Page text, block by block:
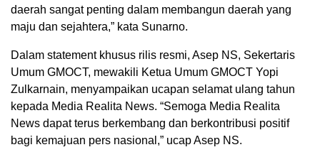
daerah sangat penting dalam membangun daerah yang
maju dan sejahtera,” kata Sunarno.
Dalam statement khusus rilis resmi, Asep NS, Sekertaris
Umum GMOCT, mewakili Ketua Umum GMOCT Yopi
Zulkarnain, menyampaikan ucapan selamat ulang tahun
kepada Media Realita News. “Semoga Media Realita
News dapat terus berkembang dan berkontribusi positif
bagi kemajuan pers nasional,” ucap Asep NS.